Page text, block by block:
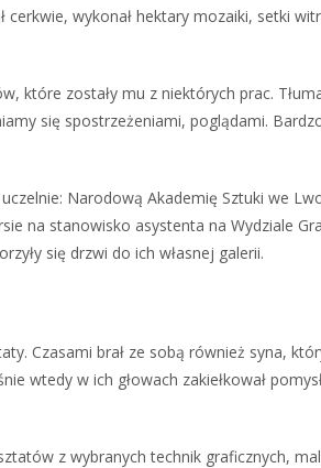
wykonał hektary mozaiki, setki
które zostały mu z niektórych prac.
się spostrzeżeniami, poglądami.
Narodową Akademię Sztuki we
na stanowisko asystenta na Wydziale
się drzwi do ich własnej galerii.
Czasami brał ze sobą również syna,
wtedy w ich głowach zakiełkował
z wybranych technik graficznych,